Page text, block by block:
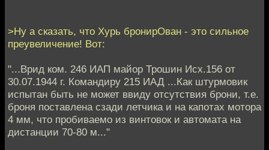
>Ну а сказать, что Хурь бронирОван - это сильное
преувеличение! Вот:
"...Врид ком. 246 ИАП майор Трошин Исх.156 от
30.07.1944 г. Командиру 215 ИАД ...Как штурмовик
испытан быть не может ввиду отсутствия брони, т.е.
броня поставлена сзади летчика и на капотах мотора
4 мм, что пробиваемо из винтовок и автомата на
дистанции 70-80 м..."